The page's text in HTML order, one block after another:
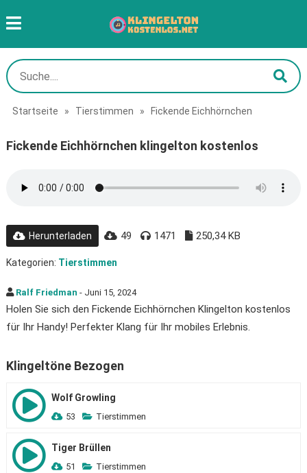
Startseite » Tierstimmen » Fickende Eichhörnchen
Fickende Eichhörnchen klingelton kostenlos
Herunterladen 49 1471 250,34 KB
Kategorien: Tierstimmen
Ralf Friedman - Juni 15, 2024
Holen Sie sich den Fickende Eichhörnchen Klingelton kostenlos
für Ihr Handy! Perfekter Klang für Ihr mobiles Erlebnis.
Klingeltöne Bezogen
Wolf Growling
53 Tierstimmen
Tiger Brüllen
51 Tierstimmen